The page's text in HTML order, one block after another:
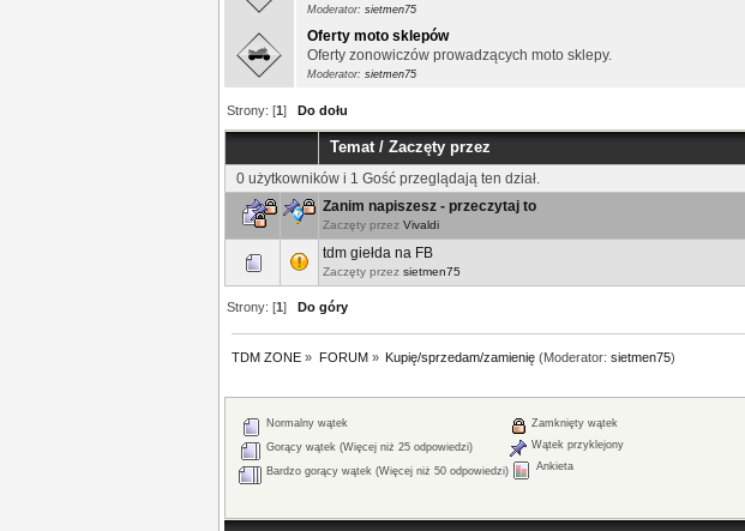
Moderator: sietmen75
Oferty moto sklepów
Oferty zonowiczów prowadzących moto sklepy.
Moderator: sietmen75
Strony: [1]Do dołu
Temat/Zaczęty przez
0 użytkowników i 1 Gość przeglądają ten dział.
Zanim napiszesz - przeczytaj to
Zaczęty przez Vivaldi
tdm giełda na FB
Zaczęty przez sietmen75
Strony: [1]Do góry
TDM ZONE » FORUM » Kupię/sprzedam/zamienię(Moderator: sietmen75)
Normalny wątek
Gorący wątek (Więcej niż 25 odpowiedzi)
Bardzo gorący wątek (Więcej niż 50 odpowiedzi)
Zamknięty wątek
Wątek przyklejony
Ankieta